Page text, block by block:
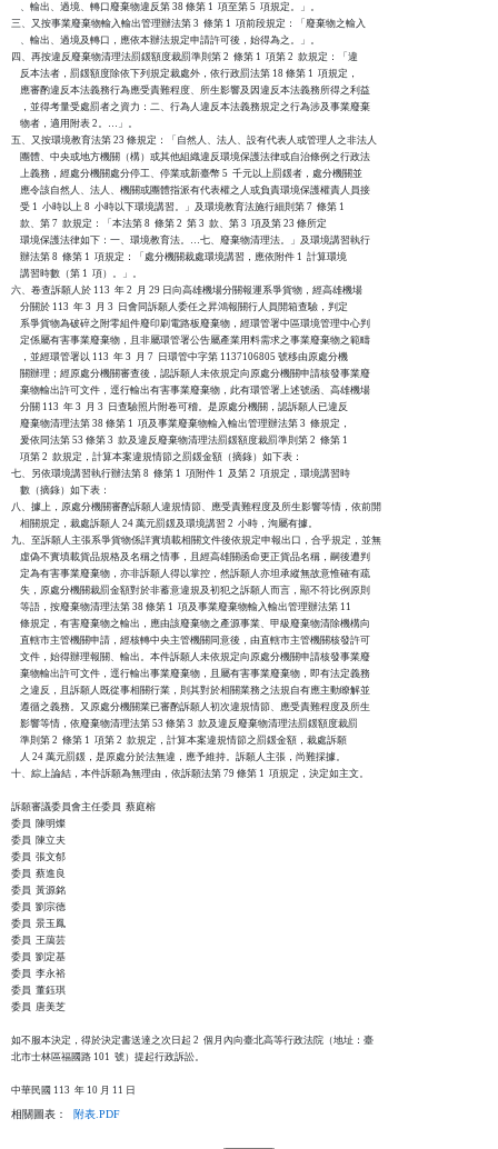
    、輸出、過境、轉口廢棄物違反第 38 條第 1  項至第 5  項規定。」。
三、又按事業廢棄物輸入輸出管理辦法第 3  條第 1  項前段規定：「廢棄物之輸入
    、輸出、過境及轉口，應依本辦法規定申請許可後，始得為之。」。
四、再按違反廢棄物清理法罰鍰額度裁罰準則第 2  條第 1  項第 2  款規定：「違
    反本法者，罰鍰額度除依下列規定裁處外，依行政罰法第 18 條第 1  項規定，
    應審酌違反本法義務行為應受責難程度、所生影響及因違反本法義務所得之利益
    ，並得考量受處罰者之資力：二、行為人違反本法義務規定之行為涉及事業廢棄
    物者，適用附表 2。…」。
五、又按環境教育法第 23 條規定：「自然人、法人、設有代表人或管理人之非法人
    團體、中央或地方機關（構）或其他組織違反環境保護法律或自治條例之行政法
    上義務，經處分機關處分停工、停業或新臺幣 5  千元以上罰鍰者，處分機關並
    應令該自然人、法人、機關或團體指派有代表權之人或負責環境保護權責人員接
    受 1  小時以上 8  小時以下環境講習。」及環境教育法施行細則第 7  條第 1
    款、第 7  款規定：「本法第 8  條第 2  第 3  款、第 3  項及第 23 條所定
    環境保護法律如下：一、環境教育法。…七、廢棄物清理法。」及環境講習執行
    辦法第 8  條第 1  項規定：「處分機關裁處環境講習，應依附件 1  計算環境
    講習時數（第 1  項）。」。
六、卷查訴願人於 113  年 2  月 29 日向高雄機場分關報運系爭貨物，經高雄機場
    分關於 113  年 3  月 3  日會同訴願人委任之昇鴻報關行人員開箱查驗，判定
    系爭貨物為破碎之附零組件廢印刷電路板廢棄物，經環管署中區環境管理中心判
    定係屬有害事業廢棄物，且非屬環管署公告屬產業用料需求之事業廢棄物之範疇
    ，並經環管署以 113  年 3  月 7  日環管中字第 1137106805 號移由原處分機
    關辦理；經原處分機關審查後，認訴願人未依規定向原處分機關申請核發事業廢
    棄物輸出許可文件，逕行輸出有害事業廢棄物，此有環管署上述號函、高雄機場
    分關 113  年 3  月 3  日查驗照片附卷可稽。是原處分機關，認訴願人已違反
    廢棄物清理法第 38 條第 1  項及事業廢棄物輸入輸出管理辦法第 3  條規定，
    爰依同法第 53 條第 3  款及違反廢棄物清理法罰鍰額度裁罰準則第 2  條第 1
    項第 2  款規定，計算本案違規情節之罰鍰金額（摘錄）如下表：
七、另依環境講習執行辦法第 8  條第 1  項附件 1  及第 2  項規定，環境講習時
    數（摘錄）如下表：
八、據上，原處分機關審酌訴願人違規情節、應受責難程度及所生影響等情，依前開
    相關規定，裁處訴願人 24 萬元罰鍰及環境講習 2  小時，洵屬有據。
九、至訴願人主張系爭貨物係詳實填載相關文件後依規定申報出口，合乎規定，並無
    虛偽不實填載貨品規格及名稱之情事，且經高雄關函命更正貨品名稱，嗣後遭判
    定為有害事業廢棄物，亦非訴願人得以掌控，然訴願人亦坦承縱無故意惟確有疏
    失，原處分機關裁罰金額對於非蓄意違規及初犯之訴願人而言，顯不符比例原則
    等語，按廢棄物清理法第 38 條第 1  項及事業廢棄物輸入輸出管理辦法第 11
    條規定，有害廢棄物之輸出，應由該廢棄物之產源事業、甲級廢棄物清除機構向
    直轄市主管機關申請，經核轉中央主管機關同意後，由直轄市主管機關核發許可
    文件，始得辦理報關、輸出。本件訴願人未依規定向原處分機關申請核發事業廢
    棄物輸出許可文件，逕行輸出事業廢棄物，且屬有害事業廢棄物，即有法定義務
    之違反，且訴願人既從事相關行業，則其對於相關業務之法規自有應主動瞭解並
    遵循之義務。又原處分機關業已審酌訴願人初次違規情節、應受責難程度及所生
    影響等情，依廢棄物清理法第 53 條第 3  款及違反廢棄物清理法罰鍰額度裁罰
    準則第 2  條第 1  項第 2  款規定，計算本案違規情節之罰鍰金額，裁處訴願
    人 24 萬元罰鍰，是原處分於法無違，應予維持。訴願人主張，尚難採據。
十、綜上論結，本件訴願為無理由，依訴願法第 79 條第 1  項規定，決定如主文。
訴願審議委員會主任委員  蔡庭榕
委員  陳明燦
委員  陳立夫
委員  張文郁
委員  蔡進良
委員  黃源銘
委員  劉宗德
委員  景玉鳳
委員  王藹芸
委員  劉定基
委員  李永裕
委員  董鈺琪
委員  唐美芝
如不服本決定，得於決定書送達之次日起 2  個月內向臺北高等行政法院（地址：臺
北市士林區福國路 101  號）提起行政訴訟。
相關圖表： 附表.PDF